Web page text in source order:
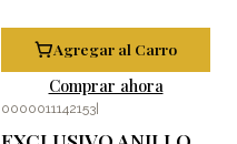
Agregar al Carro
Comprar ahora
0000011142153|